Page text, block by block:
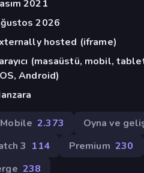
2021
2026
hosted (iframe)
(masaüstü, mobil,
Android)
Mobile 2.373 Oyna ve
3 114 Premium 230
238